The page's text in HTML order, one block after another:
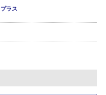
ラス